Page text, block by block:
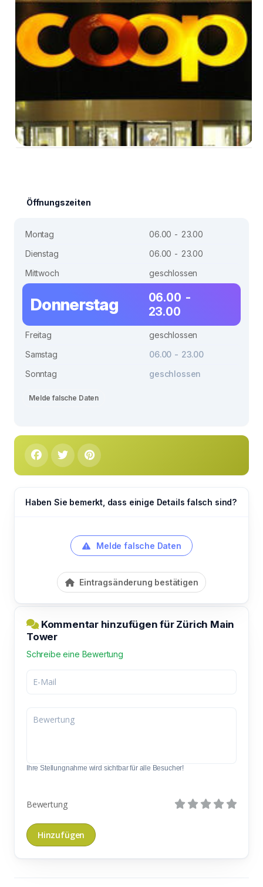
Öffnungszeiten
Montag
06.00 - 23.00
Dienstag
06.00 - 23.00
Mittwoch
geschlossen
Donnerstag
06.00 -
23.00
Freitag
geschlossen
Samstag
06.00 - 23.00
Sonntag
geschlossen
Melde falsche Daten
Haben Sie bemerkt, dass einige Details falsch sind?
Melde falsche Daten
Eintragsänderung bestätigen
Kommentar hinzufügen für Zürich Main
Tower
Schreibe eine Bewertung
Ihre Stellungnahme wird sichtbar für alle Besucher!
Bewertung